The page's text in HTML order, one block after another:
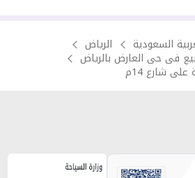
السعودية الرياض
فى حى العارض بالرياض